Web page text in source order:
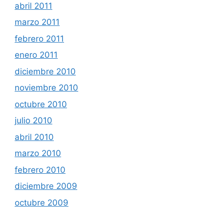
abril 2011
marzo 2011
febrero 2011
enero 2011
diciembre 2010
noviembre 2010
octubre 2010
julio 2010
abril 2010
marzo 2010
febrero 2010
diciembre 2009
octubre 2009